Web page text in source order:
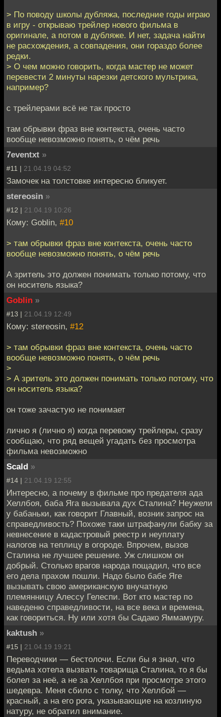
> По поводу школы дубляжа, последние годы играю
в игру - открываю трейлер нового фильма в
оригинале, а потом в дубляже. И нет, задача найти
не расхождения, а совпадения, они гораздо более
редки.
> О чем можно говорить, когда мастер не может
перевести 2 минуты нарезки детского мультрика,
например?
с трейлерами всё не так просто
там обрывки фраз вне контекста, очень часто
вообще невозможно понять, о чём речь
7eventxt »
#11 | 21.04.19 04:52
Замочек на толстовке интересно бликует.
stereosin »
#12 | 21.04.19 10:26
Кому: Goblin, #10
> там обрывки фраз вне контекста, очень часто
вообще невозможно понять, о чём речь
А зритель это должен понимать только потому, что
он носитель языка?
Goblin »
#13 | 21.04.19 12:49
Кому: stereosin, #12
> там обрывки фраз вне контекста, очень часто
вообще невозможно понять, о чём речь
>
> А зритель это должен понимать только потому, что
он носитель языка?
он тоже зачастую не понимает
лично я (лично я) когда перевожу трейлеры, сразу
сообщаю, что ряд вещей угадать без просмотра
фильма невозможно
Scald »
#14 | 21.04.19 12:55
Интересно, а почему в фильме про предателя ада
Хеллбоя, баба Яга вызывала дух Сталина? Неужели
у бабаньки, как говорит Главный, возник запрос на
справедливость? Похоже таки штрафанули бабку за
невнесение в кадастровый реестр и неуплату
налогов на теплицу в огороде. Впрочем, вызов
Сталина не лучшее решение. Уж слишком он
добрый. Столько врагов народа пощадил, что все
его дела прахом пошли. Надо было бабе Яге
вызывать свою американскую внучатную
племянницу Алессу Гелеспи. Вот кто мастер по
наведеню справедливости, на все века и времена,
как говориться. Ну или хотя бы Садако Яммамуру.
kaktush »
#15 | 21.04.19 19:21
Переводчики — бестолочи. Если бы я знал, что
ведьма хотела вызвать товарища Сталина, то я бы
болел за неё, а не за Хеллбоя при просмотре этого
шедевра. Меня сбило с толку, что Хеллбой —
красный, а на его рога, указывающие на козлиную
натуру, не обратил внимание.